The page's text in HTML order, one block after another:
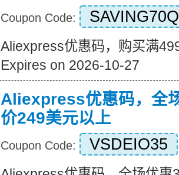
Coupon Code: SAVING70Q
Aliexpress优惠码，购买满
Expires on 2026-10-27
Aliexpress优惠码，全
价249美元以上
Coupon Code: VSDEIO35